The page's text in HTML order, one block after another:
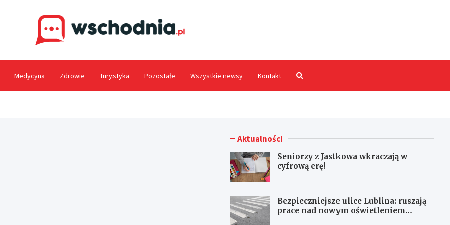
Medycyna Zdrowie Turystyka Pozostałe Wszystkie newsy Kontakt
Aktualności
Seniorzy z Jastkowa wkraczają w
cyfrową erę!
Bezpieczniejsze ulice Lublina: ruszają
prace nad nowym oświetleniem